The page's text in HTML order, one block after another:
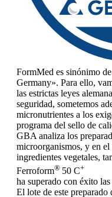
FormMed es sinónimo
Germany». Para ello,
las estrictas leyes
seguridad, sometemos
micronutrientes a los
programa del sello de
GBA analiza los
microorganismos, y en el
ingredientes vegetales,
Ferroform® 50 C+
ha superado con éxito
El lote de este preparado